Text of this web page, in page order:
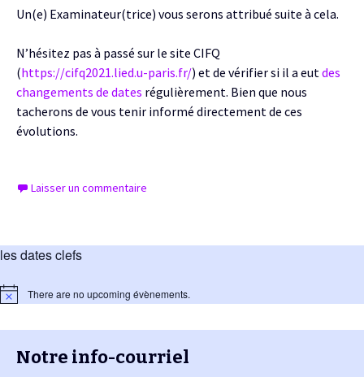
Un(e) Examinateur(trice) vous serons attribué suite à cela.
N’hésitez pas à passé sur le site CIFQ
(https://cifq2021.lied.u-paris.fr/) et de vérifier si il a eutdes
changements de dates régulièrement. Bien que nous
tacherons de vous tenir informé directement de ces
évolutions.
Laisser un commentaire
les dates clefs
There are no upcoming évènements.
Notre info-courriel